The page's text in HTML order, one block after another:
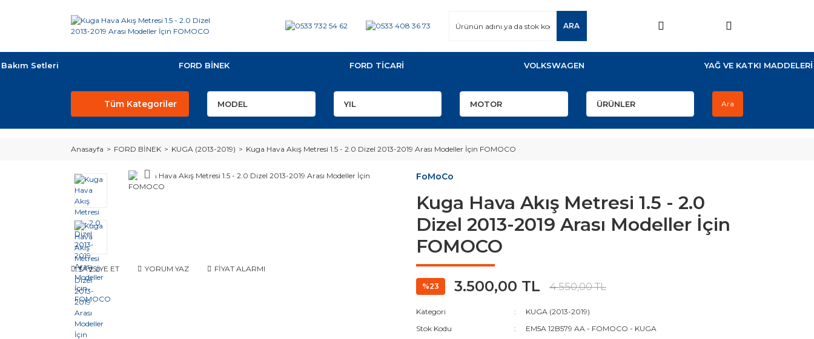
ARA
Bakım Setleri FORD BİNEK FORD TİCARİ VOLKSWAGEN YAĞ VE KATKI MADDELERİ
Tüm Kategoriler Ara
Anasayfa FORD BİNEK KUGA (2013-2019) Kuga Hava Akış Metresi 1.5 - 2.0 Dizel 2013-2019 Arası Modeller İçin FOMOCO
TAVSİYE ET YORUM YAZ FİYAT ALARMI
FoMoCo
Kuga Hava Akış Metresi 1.5 - 2.0
Dizel 2013-2019 Arası Modeller İçin
FOMOCO
%23 3.500,00 TL 4.550,00 TL
Kategori
KUGA (2013-2019)
Stok Kodu
EM5A 12B579 AA - FOMOCO - KUGA